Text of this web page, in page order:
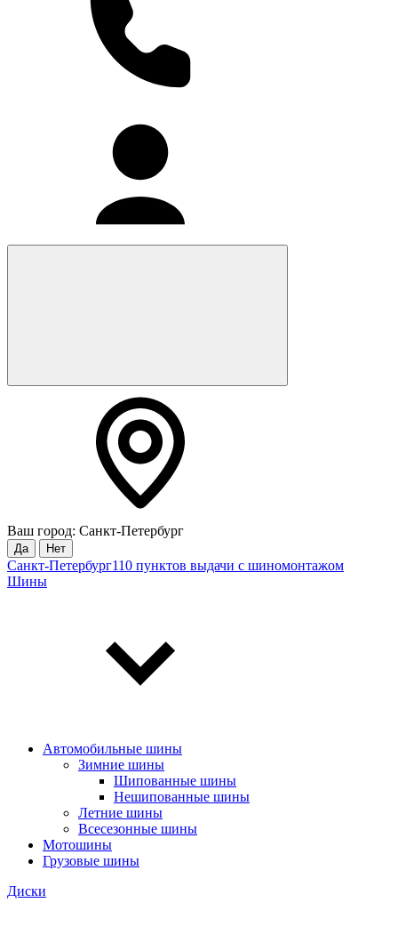
Ваш город: Санкт-Петербург
Да Нет
Санкт-Петербург110 пунктов выдачи с шиномонтажом
Шины
Автомобильные шины
Зимние шины
Шипованные шины
Нешипованные шины
Летние шины
Всесезонные шины
Мотошины
Грузовые шины
Диски